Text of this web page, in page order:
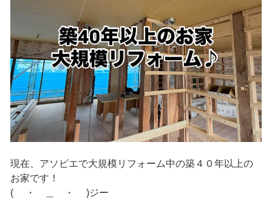
現在、アソビエで大規模リフォーム中の築４０年以上の
お家です！
( ・ ＿ ・ )ジー